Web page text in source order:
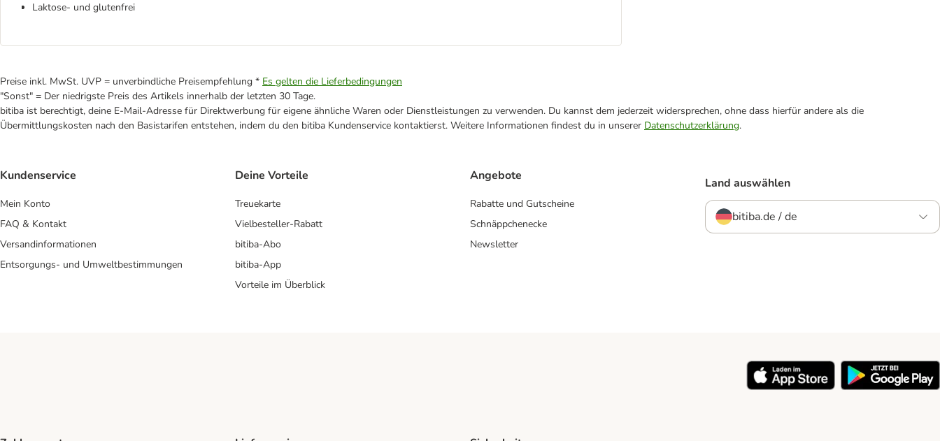
Laktose- und glutenfrei
Preise inkl. MwSt. UVP = unverbindliche Preisempfehlung * Es gelten die Lieferbedingungen
"Sonst" = Der niedrigste Preis des Artikels innerhalb der letzten 30 Tage.
bitiba ist berechtigt, deine E-Mail-Adresse für Direktwerbung für eigene ähnliche Waren oder Dienstleistungen zu verwenden. Du kannst dem jederzeit widersprechen, ohne dass hierfür andere als die
Übermittlungskosten nach den Basistarifen entstehen, indem du den bitiba Kundenservice kontaktierst. Weitere Informationen findest du in unserer Datenschutzerklärung.
Kundenservice
Mein Konto
FAQ & Kontakt
Versandinformationen
Entsorgungs- und Umweltbestimmungen
Deine Vorteile
Treuekarte
Vielbesteller-Rabatt
bitiba-Abo
bitiba-App
Vorteile im Überblick
Angebote
Rabatte und Gutscheine
Schnäppchenecke
Newsletter
Land auswählen
bitiba.de / de